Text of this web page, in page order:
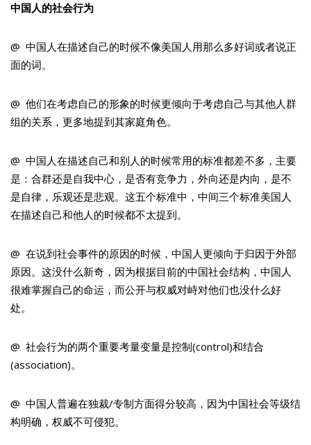
中国人的社会行为
@ 中国人在描述自己的时候不像美国人用那么多好词或者说正
面的词。
@ 他们在考虑自己的形象的时候更倾向于考虑自己与其他人群
组的关系，更多地提到其家庭角色。
@ 中国人在描述自己和别人的时候常用的标准都差不多，主要
是：合群还是自我中心，是否有竞争力，外向还是内向，是不
是自律，乐观还是悲观。这五个标准中，中间三个标准美国人
在描述自己和他人的时候都不太提到。
@ 在说到社会事件的原因的时候，中国人更倾向于归因于外部
原因。这没什么新奇，因为根据目前的中国社会结构，中国人
很难掌握自己的命运，而公开与权威对峙对他们也没什么好
处。
@ 社会行为的两个重要考量变量是控制(control)和结合
(association)。
@ 中国人普遍在独裁/专制方面得分较高，因为中国社会等级结
构明确，权威不可侵犯。